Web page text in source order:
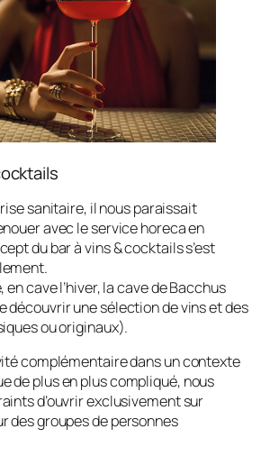
sanitaire, il nous paraissait
avec le service horeca en
du bar à vins & cocktails s’est
en cave l’hiver, la cave de Bacchus
découvrir une sélection de vins et des
ou originaux).
complémentaire dans un contexte
de plus en plus compliqué, nous
d’ouvrir exclusivement sur
des groupes de personnes